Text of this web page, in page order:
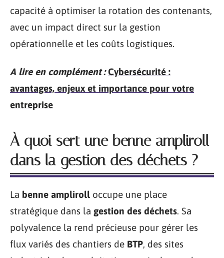
capacité à optimiser la rotation des contenants,
avec un impact direct sur la gestion
opérationnelle et les coûts logistiques.
A lire en complément : Cybersécurité :
avantages, enjeux et importance pour votre
entreprise
À quoi sert une benne ampliroll
dans la gestion des déchets ?
La benne ampliroll occupe une place
stratégique dans la gestion des déchets. Sa
polyvalence la rend précieuse pour gérer les
flux variés des chantiers de BTP, des sites